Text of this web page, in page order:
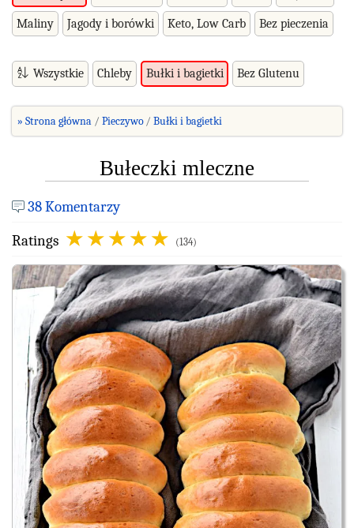
Maliny Jagody i borówki Keto, Low Carb Bez pieczenia
Wszystkie Chleby Bułki i bagietki Bez Glutenu
» Strona główna Pieczywo Bułki i bagietki
Bułeczki mleczne
38 Komentarzy
Ratings
(134)